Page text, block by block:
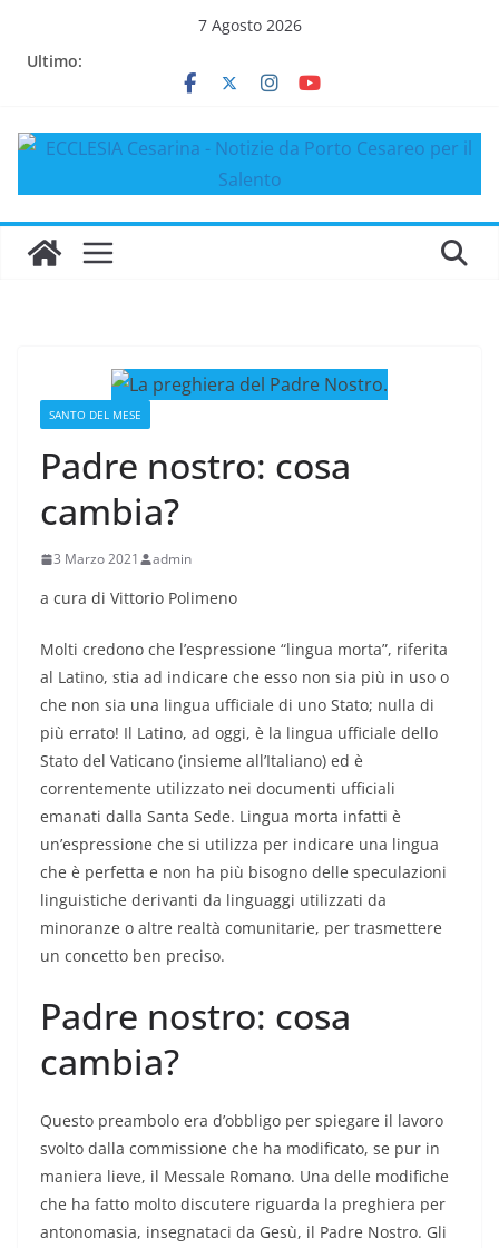
7 Agosto 2026
Ultimo:
SANTO DEL MESE
Padre nostro: cosa
cambia?
3 Marzo 2021 admin
a cura di Vittorio Polimeno
Molti credono che l’espressione “lingua morta”, riferita
al Latino, stia ad indicare che esso non sia più in uso o
che non sia una lingua ufficiale di uno Stato; nulla di
più errato! Il Latino, ad oggi, è la lingua ufficiale dello
Stato del Vaticano (insieme all’Italiano) ed è
correntemente utilizzato nei documenti ufficiali
emanati dalla Santa Sede. Lingua morta infatti è
un’espressione che si utilizza per indicare una lingua
che è perfetta e non ha più bisogno delle speculazioni
linguistiche derivanti da linguaggi utilizzati da
minoranze o altre realtà comunitarie, per trasmettere
un concetto ben preciso.
Padre nostro: cosa
cambia?
Questo preambolo era d’obbligo per spiegare il lavoro
svolto dalla commissione che ha modificato, se pur in
maniera lieve, il Messale Romano. Una delle modifiche
che ha fatto molto discutere riguarda la preghiera per
antonomasia, insegnataci da Gesù, il Padre Nostro. Gli